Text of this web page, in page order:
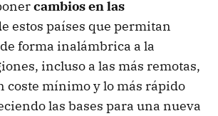
cambios en las
estos países que permitan
forma inalámbrica a la
incluso a las más remotas,
coste mínimo y lo más rápido
las bases para una nueva